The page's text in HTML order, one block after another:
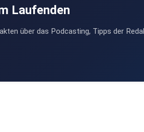
Laufenden
über das Podcasting, Tipps der